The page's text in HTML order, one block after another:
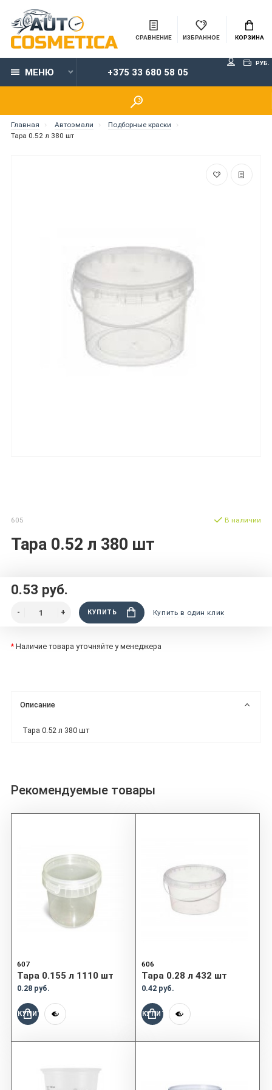
СРАВНЕНИЕ ИЗБРАННОЕ КОРЗИНА
МЕНЮ +375 33 680 58 05
РУБ.
Главная Автоэмали
Подборные краски
Тара 0.52 л 380 шт
605
Тара 0.52 л 380 шт
В наличии
0.53 руб.
КУПИТЬ Купить в один клик
* Наличие товара уточняйте у менеджера
Описание
Тара 0.52 л 380 шт
Рекомендуемые товары
607
Тара 0.155 л 1110 шт
0.28 руб.
КУПИТЬ
606
Тара 0.28 л 432 шт
0.42 руб.
КУПИТЬ